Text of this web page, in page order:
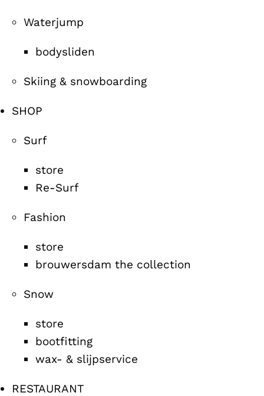
Waterjump
bodysliden
Skiing & snowboarding
SHOP
Surf
store
Re-Surf
Fashion
store
brouwersdam the collection
Snow
store
bootfitting
wax- & slijpservice
RESTAURANT